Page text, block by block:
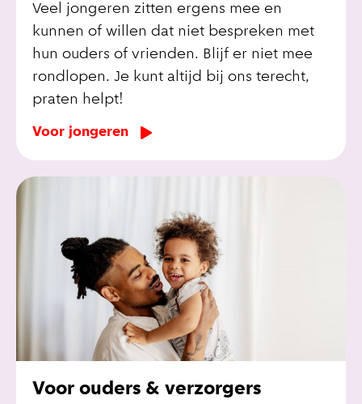
Veel jongeren zitten ergens mee en
kunnen of willen dat niet bespreken met
hun ouders of vrienden. Blijf er niet mee
rondlopen. Je kunt altijd bij ons terecht,
praten helpt!
Voor jongeren
Voor ouders & verzorgers